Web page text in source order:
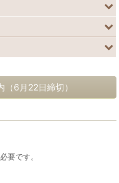
6月22日締切）
要です。